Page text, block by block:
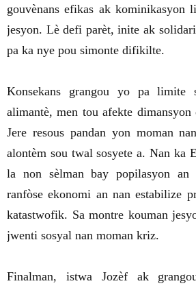
gouvènans efikas ak kominikasyon
jesyon. Lè defi parèt, inite ak
pa ka nye pou simonte difikilte.
Konsekans grangou yo pa limite
alimantè, men tou afekte
Jere resous pandan yon moman
alontèm sou twal sosyete a. Nan ka
la non sèlman bay popilasyon
ranfòse ekonomi an nan estabilize
katastwofik. Sa montre kouman
jwenti sosyal nan moman kriz.
Finalman, istwa Jozèf ak